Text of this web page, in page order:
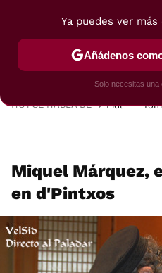
POSTRES VIAJES
HOY SE HABLA DE Lidl
Miquel Márquez,
en d'Pintxos
Ya puedes ver más
Añádenos
Solo necesitas una